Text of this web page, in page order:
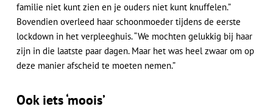
familie niet kunt zien en je ouders niet kunt knuffelen.”
Bovendien overleed haar schoonmoeder tijdens de eerste
lockdown in het verpleeghuis. “We mochten gelukkig bij haar
zijn in die laatste paar dagen. Maar het was heel zwaar om op
deze manier afscheid te moeten nemen.”
Ook iets ‘moois’